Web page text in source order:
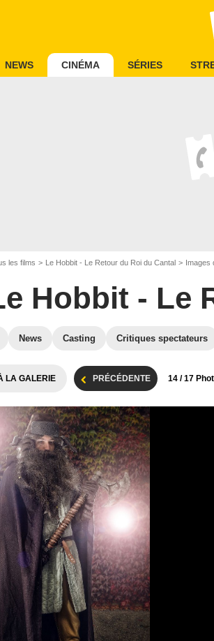
NEWS CINÉMA SÉRIES
les films Le Hobbit - Le Retour du Roi du Cantal Images
Hobbit - Le
News Casting Critiques spectateurs
LA GALERIE PRÉCÉDENTE 14 / 17